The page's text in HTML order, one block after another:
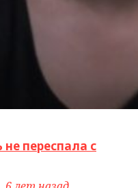
переспала с